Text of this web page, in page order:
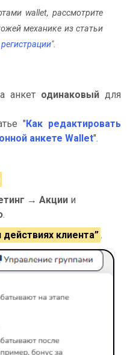
wallet, рассмотрите
механике из статьи
".
анкет одинаковый для
"Как редактировать
анкете Wallet".
→ Акции и
.
действиях клиента”.